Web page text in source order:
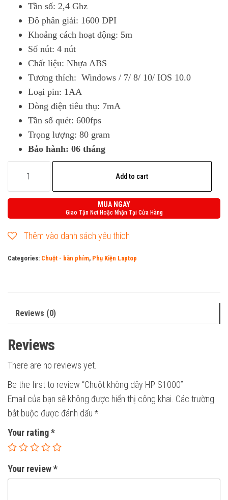
Tần số: 2,4 Ghz
Đô phân giải: 1600 DPI
Khoảng cách hoạt động: 5m
Số nút: 4 nút
Chất liệu: Nhựa ABS
Tương thích: Windows / 7/ 8/ 10/ IOS 10.0
Loại pin: 1AA
Dòng điện tiêu thụ: 7mA
Tần số quét: 600fps
Trọng lượng: 80 gram
Bảo hành: 06 tháng
không
dây
quantity
Add to cart
MUA NGAY
Giao Tận Nơi Hoặc Nhận Tại Cửa Hàng
Thêm vào danh sách yêu thích
Categories: Chuột - bàn phím, Phụ Kiện Laptop
Reviews (0)
Reviews
There are no reviews yet.
Be the first to review “Chuột không dây HP S1000”
Email của bạn sẽ không được hiển thị công khai. Các trường
bắt buộc được đánh dấu *
Your rating*
Your review*